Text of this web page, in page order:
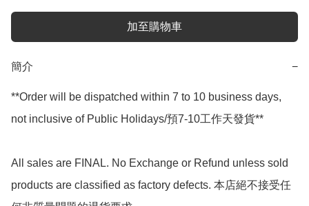
加至購物車
簡介 −
**Order will be dispatched within 7 to 10 business days,
not inclusive of Public Holidays/預7-10工作天發貨**
All sales are FINAL. No Exchange or Refund unless sold
products are classified as factory defects. 本店絕不接受任